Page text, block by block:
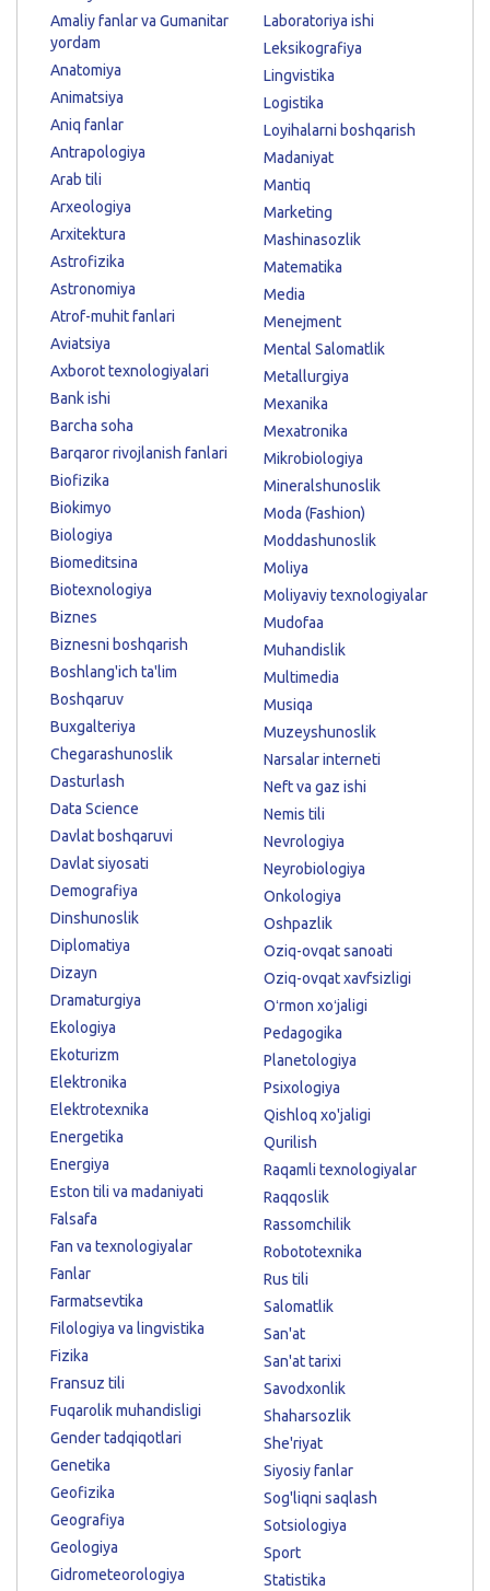
Amaliy fanlar va Gumanitar
yordam
Anatomiya
Animatsiya
Aniq fanlar
Antrapologiya
Arab tili
Arxeologiya
Arxitektura
Astrofizika
Astronomiya
Atrof-muhit fanlari
Aviatsiya
Axborot texnologiyalari
Bank ishi
Barcha soha
Barqaror rivojlanish fanlari
Biofizika
Biokimyo
Biologiya
Biomeditsina
Biotexnologiya
Biznes
Biznesni boshqarish
Boshlang'ich ta'lim
Boshqaruv
Buxgalteriya
Chegarashunoslik
Dasturlash
Data Science
Davlat boshqaruvi
Davlat siyosati
Demografiya
Dinshunoslik
Diplomatiya
Dizayn
Dramaturgiya
Ekologiya
Ekoturizm
Elektronika
Elektrotexnika
Energetika
Energiya
Eston tili va madaniyati
Falsafa
Fan va texnologiyalar
Fanlar
Farmatsevtika
Filologiya va lingvistika
Fizika
Fransuz tili
Fuqarolik muhandisligi
Gender tadqiqotlari
Genetika
Geofizika
Geografiya
Geologiya
Gidrometeorologiya
Laboratoriya ishi
Leksikografiya
Lingvistika
Logistika
Loyihalarni boshqarish
Madaniyat
Mantiq
Marketing
Mashinasozlik
Matematika
Media
Menejment
Mental Salomatlik
Metallurgiya
Mexanika
Mexatronika
Mikrobiologiya
Mineralshunoslik
Moda (Fashion)
Moddashunoslik
Moliya
Moliyaviy texnologiyalar
Mudofaa
Muhandislik
Multimedia
Musiqa
Muzeyshunoslik
Narsalar interneti
Neft va gaz ishi
Nemis tili
Nevrologiya
Neyrobiologiya
Onkologiya
Oshpazlik
Oziq-ovqat sanoati
Oziq-ovqat xavfsizligi
Oʻrmon xoʻjaligi
Pedagogika
Planetologiya
Psixologiya
Qishloq xo'jaligi
Qurilish
Raqamli texnologiyalar
Raqqoslik
Rassomchilik
Robototexnika
Rus tili
Salomatlik
San'at
San'at tarixi
Savodxonlik
Shaharsozlik
She'riyat
Siyosiy fanlar
Sog'liqni saqlash
Sotsiologiya
Sport
Statistika